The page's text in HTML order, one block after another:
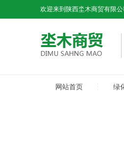
欢迎来到陕西坔木商贸有限公
网站首页 绿